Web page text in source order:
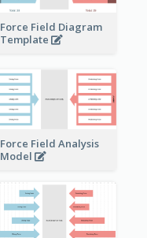
Force Field Diagram
Template
Force Field Analysis
Model